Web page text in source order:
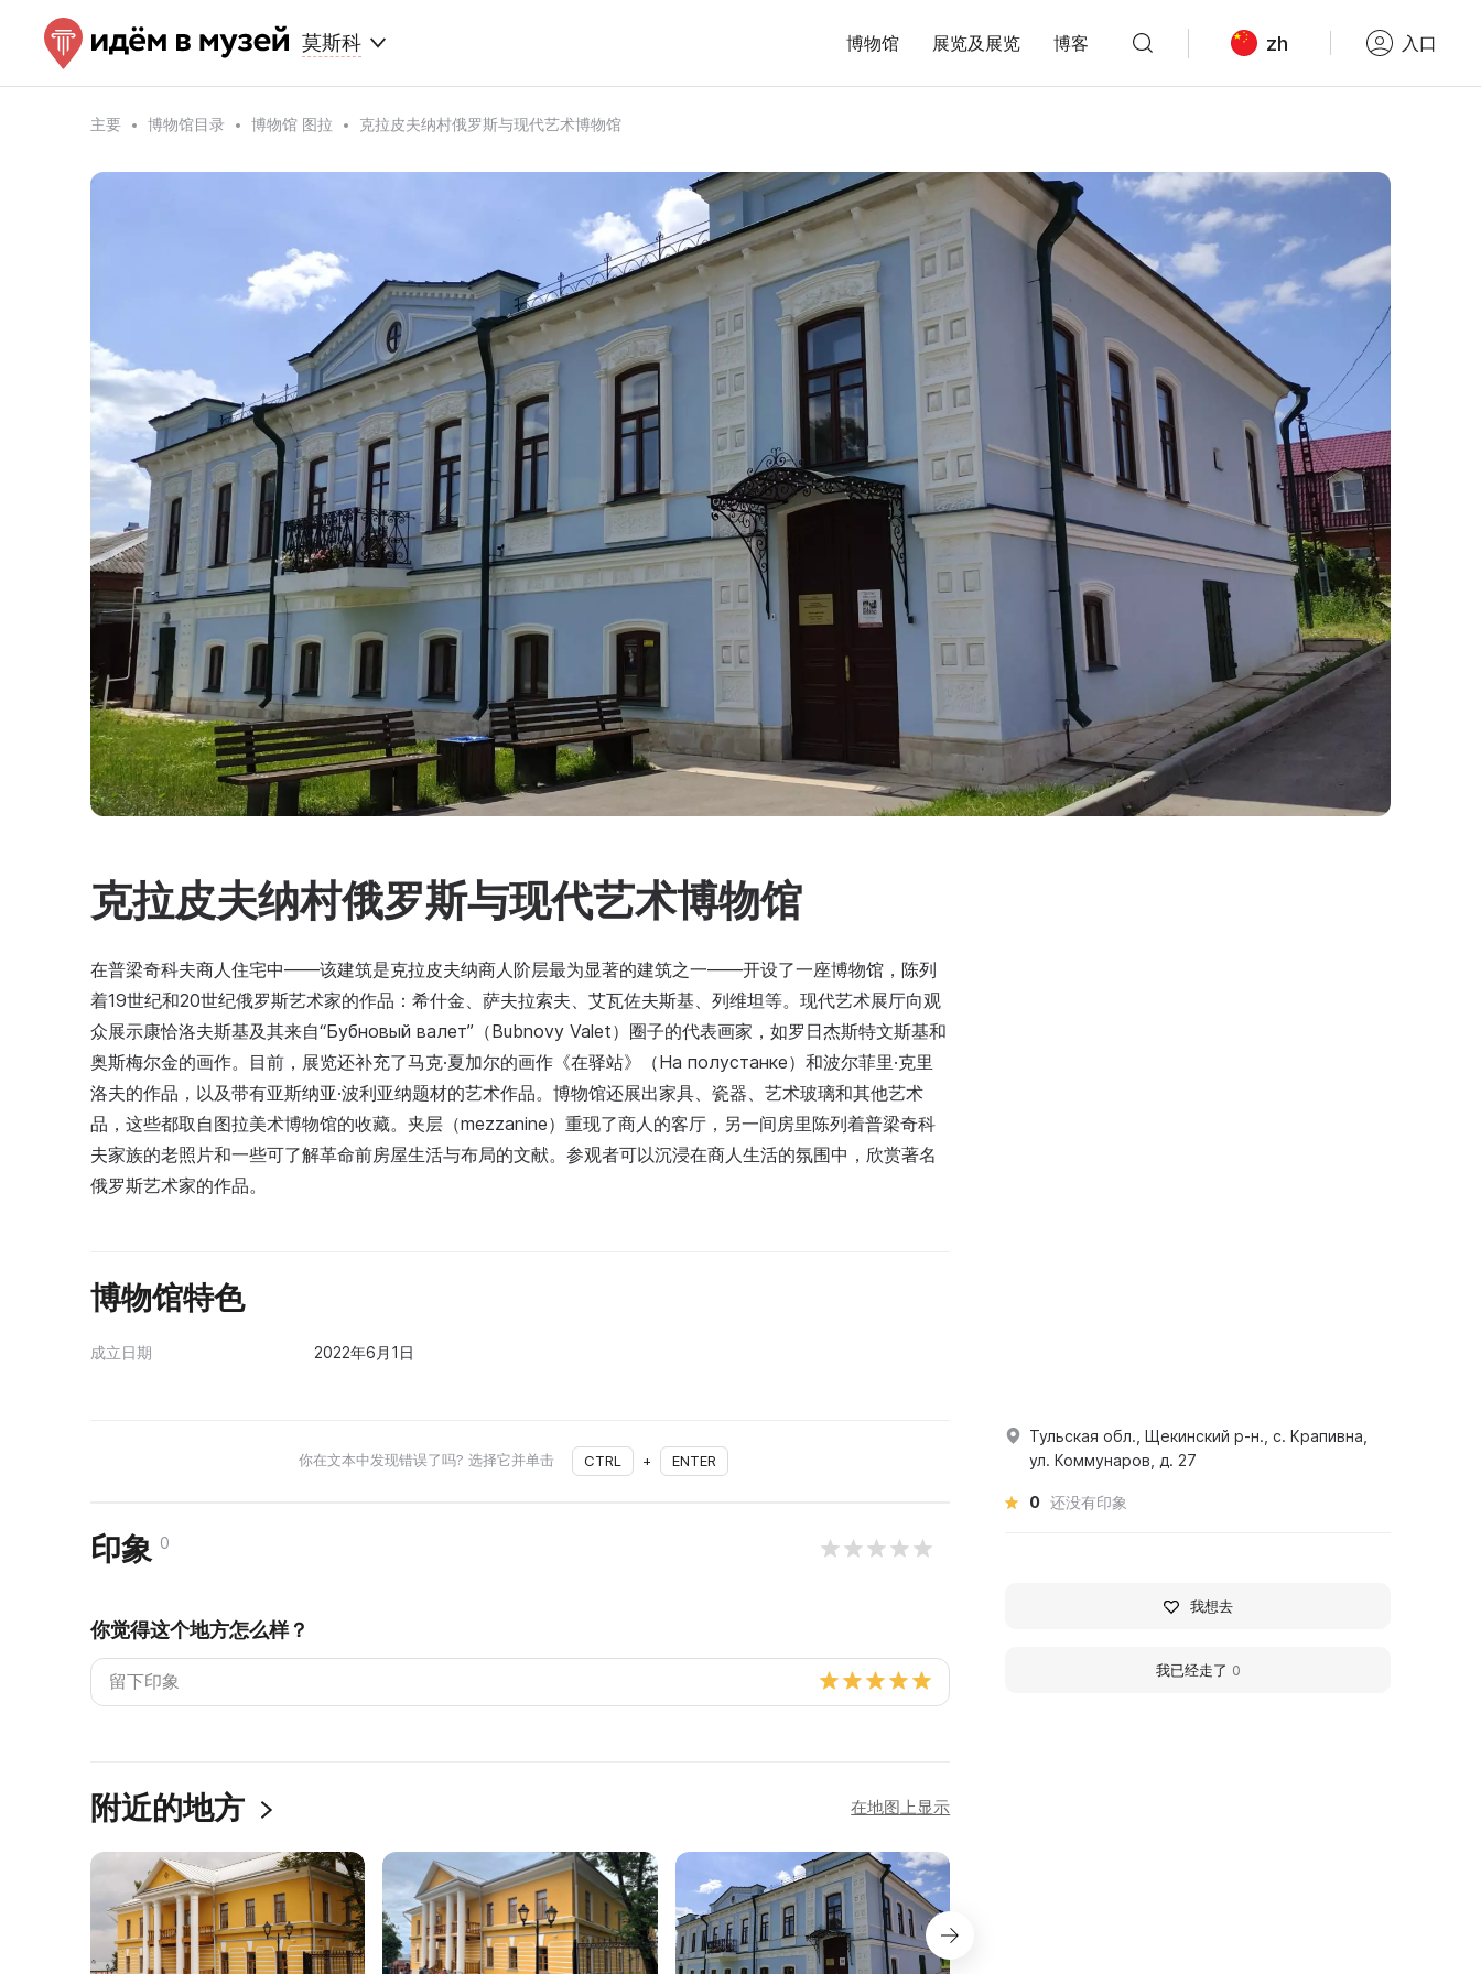
莫斯科 博物馆 展览及展览 博客 zh 入口
主要 博物馆目录 博物馆 图拉 克拉皮夫纳村俄罗斯与现代艺术博物馆
克拉皮夫纳村俄罗斯与现代艺术博物馆
在普梁奇科夫商人住宅中——该建筑是克拉皮夫纳商人阶层最为显著的建筑之一——开设了一座博物馆，陈列
着19世纪和20世纪俄罗斯艺术家的作品：希什金、萨夫拉索夫、艾瓦佐夫斯基、列维坦等。现代艺术展厅向观
众展示康恰洛夫斯基及其来自“Бубновый валет”（Bubnovy Valet）圈子的代表画家，如罗日杰斯特文斯基和
奥斯梅尔金的画作。目前，展览还补充了马克·夏加尔的画作《在驿站》（На полустанке）和波尔菲里·克里
洛夫的作品，以及带有亚斯纳亚·波利亚纳题材的艺术作品。博物馆还展出家具、瓷器、艺术玻璃和其他艺术
品，这些都取自图拉美术博物馆的收藏。夹层（mezzanine）重现了商人的客厅，另一间房里陈列着普梁奇科
夫家族的老照片和一些可了解革命前房屋生活与布局的文献。参观者可以沉浸在商人生活的氛围中，欣赏著名
俄罗斯艺术家的作品。
博物馆特色
成立日期 2022年6月1日
你在文本中发现错误了吗? 选择它并单击 CTRL + ENTER
印象 0
你觉得这个地方怎么样？
附近的地方 在地图上显示
Тульская обл., Щекинский р-н., с. Крапивна,
ул. Коммунаров, д. 27
0 还没有印象
我想去
我已经走了 0